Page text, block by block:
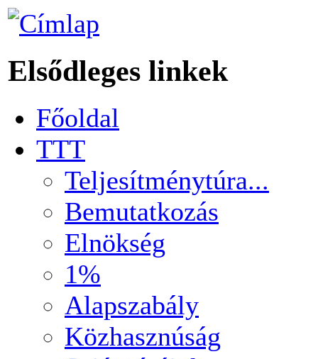
Elsődleges linkek
Főoldal
TTT
Teljesítménytúra...
Bemutatkozás
Elnökség
1%
Alapszabály
Közhasznúság